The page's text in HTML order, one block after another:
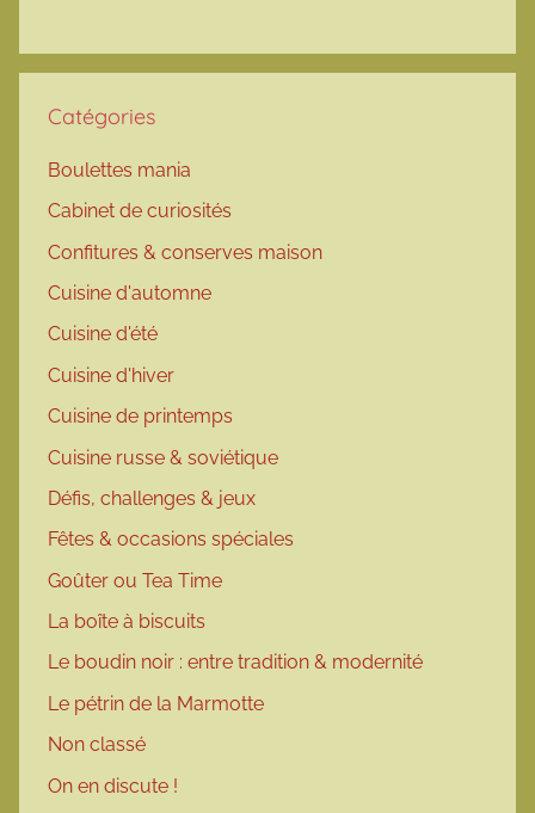
Catégories
Boulettes mania
Cabinet de curiosités
Confitures & conserves maison
Cuisine d'automne
Cuisine d'été
Cuisine d'hiver
Cuisine de printemps
Cuisine russe & soviétique
Défis, challenges & jeux
Fêtes & occasions spéciales
Goûter ou Tea Time
La boîte à biscuits
Le boudin noir : entre tradition & modernité
Le pétrin de la Marmotte
Non classé
On en discute !